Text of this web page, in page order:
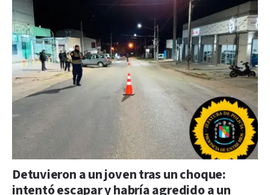
Detuvieron a un joven tras un choque:
intentó escapar y habría agredido a un